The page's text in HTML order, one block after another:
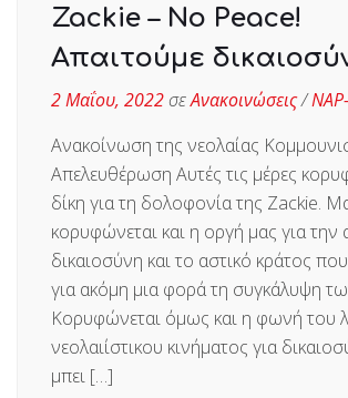
Zackie – No Peace!
Απαιτούμε
2 Μαΐου, 2022σεΑνακοινώσεις/
Ανακοίνωση της νεολαίας
Απελευθέρωση Αυτές τις μέρες
δίκη για τη δολοφονία της Zackie.
κορυφώνεται και η οργή μας για την
δικαιοσύνη και το αστικό κράτος
για ακόμη μια φορά τη συγκάλυψη
Κορυφώνεται όμως και η φωνή του
νεολαιίστικου κινήματος για
μπει […]